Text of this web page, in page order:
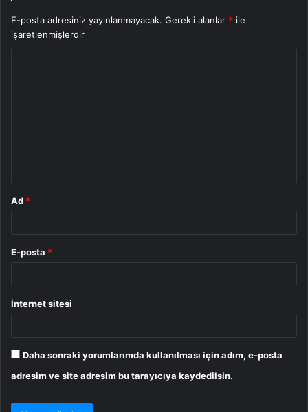
E-posta adresiniz yayınlanmayacak. Gerekli alanlar * ile
işaretlenmişlerdir
Ad *
E-posta *
İnternet sitesi
Daha sonraki yorumlarımda kullanılması için adım, e-posta
adresim ve site adresim bu tarayıcıya kaydedilsin.